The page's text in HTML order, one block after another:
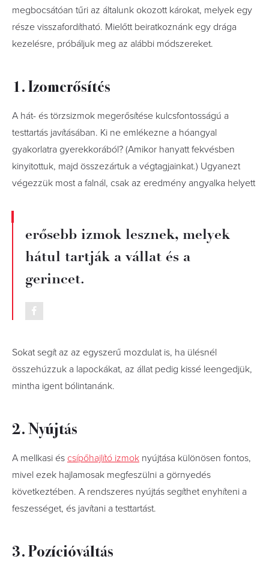
megbocsátóan tűri az általunk okozott károkat, melyek egy
része visszafordítható. Mielőtt beiratkoznánk egy drága
kezelésre, próbáljuk meg az alábbi módszereket.
1. Izomerősítés
A hát- és törzsizmok megerősítése kulcsfontosságú a
testtartás javításában. Ki ne emlékezne a hóangyal
gyakorlatra gyerekkorából? (Amikor hanyatt fekvésben
kinyitottuk, majd összezártuk a végtagjainkat.) Ugyanezt
végezzük most a falnál, csak az eredmény angyalka helyett
erősebb izmok lesznek, melyek
hátul tartják a vállat és a
gerincet.
Sokat segít az az egyszerű mozdulat is, ha ülésnél
összehúzzuk a lapockákat, az állat pedig kissé leengedjük,
mintha igent bólintanánk.
2. Nyújtás
A mellkasi és csípőhajlító izmok nyújtása különösen fontos,
mivel ezek hajlamosak megfeszülni a görnyedés
következtében. A rendszeres nyújtás segíthet enyhíteni a
feszességet, és javítani a testtartást.
3. Pozícióváltás